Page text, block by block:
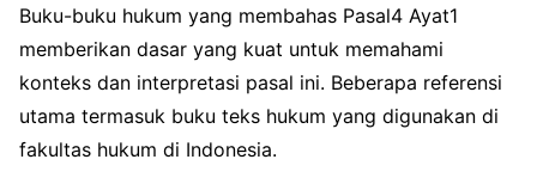
Buku-buku hukum yang membahas Pasal4 Ayat1
memberikan dasar yang kuat untuk memahami
konteks dan interpretasi pasal ini. Beberapa referensi
utama termasuk buku teks hukum yang digunakan di
fakultas hukum di Indonesia.